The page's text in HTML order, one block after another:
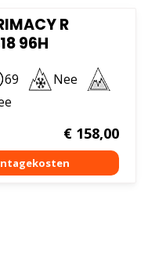
R
96H
69
Nee
€158,00